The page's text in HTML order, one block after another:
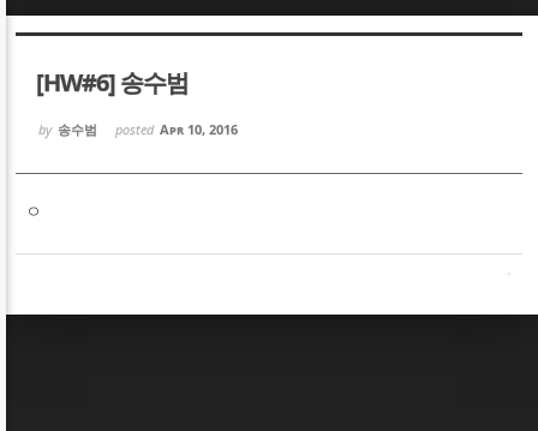
[HW#6] 송수범
by 송수범 posted Apr 10, 2016
ㅇ
Sketchbook5, 스케치북5
Sketchbook5, 스케치북5
Sketchbook5, 스케치북5
Sketchbook5, 스케치북5